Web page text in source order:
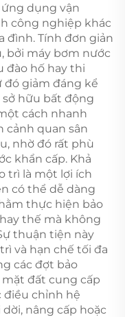
dụng vận
công nghiệp khác
đình. Tính đơn giản
bởi máy bơm nước
đào hố hay thi
giảm đáng kể
sở hữu bất động
cách nhanh
cảnh quan sân
nhờ đó rất phù
khẩn cấp. Khả
trì là một lợi ích
có thể dễ dàng
thực hiện bảo
thế mà không
thuận tiện này
và hạn chế tối đa
các đợt bảo
đất cung cấp
điều chỉnh hệ
nâng cấp hoặc